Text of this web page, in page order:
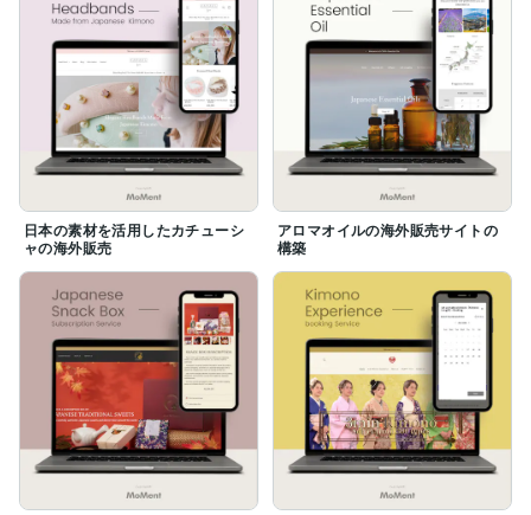
日本の素材を活用したカチューシ
ャの海外販売
アロマオイルの海外販売サイトの
構築